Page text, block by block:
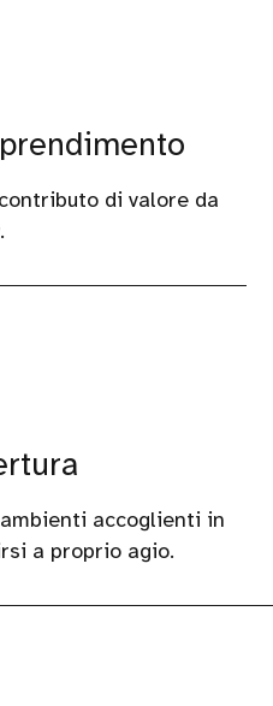
di valore da
accoglienti in
a proprio agio.